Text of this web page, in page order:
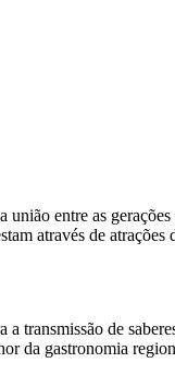
entre as
através de atrações
de
da gastronomia